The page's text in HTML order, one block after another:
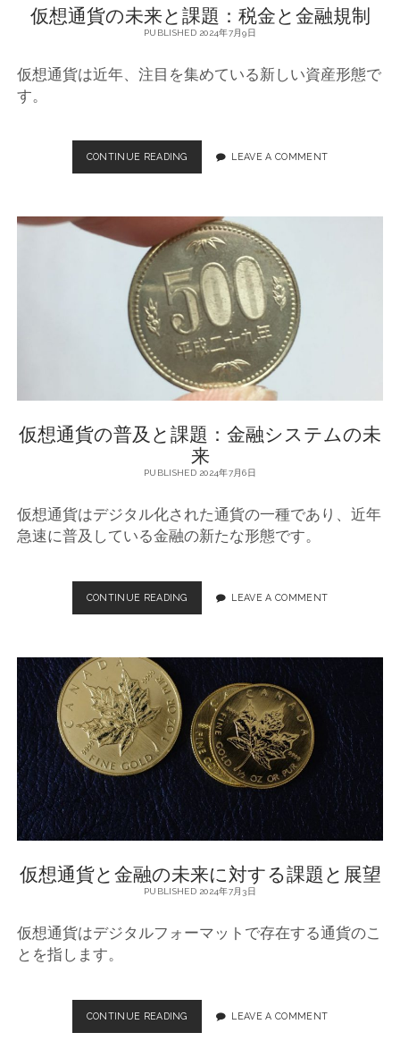
の
展
仮想通貨の未来と課題：税金と金融規制
PUBLISHED 2024年7月9日
仮想通貨は近年、注目を集めている新しい資産形態で
す。
CONTINUE READING
想
の
未
来
と
課
題
：
税
と
金
規
制
LEAVE A COMMENT
仮想通貨の普及と課題：金融システムの未
来
PUBLISHED 2024年7月6日
仮想通貨はデジタル化された通貨の一種であり、近年
急速に普及している金融の新たな形態です。
CONTINUE READING
想
と
課
題
金
シ
ス
ム
の
LEAVE A COMMENT
仮想通貨と金融の未来に対する課題と展望
PUBLISHED 2024年7月3日
仮想通貨はデジタルフォーマットで存在する通貨のこ
とを指します。
CONTINUE READING
想
LEAVE A COMMENT